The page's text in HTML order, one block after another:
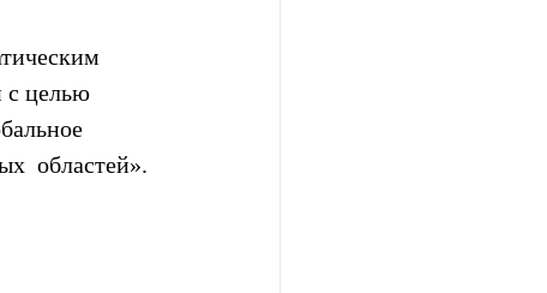
целью
областей».